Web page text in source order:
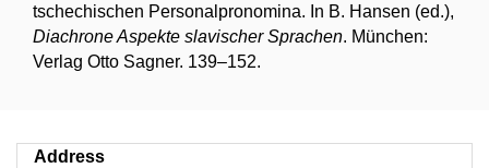
tschechischen Personalpronomina. In B. Hansen (ed.),
Diachrone Aspekte slavischer Sprachen. München:
Verlag Otto Sagner. 139–152.
Address